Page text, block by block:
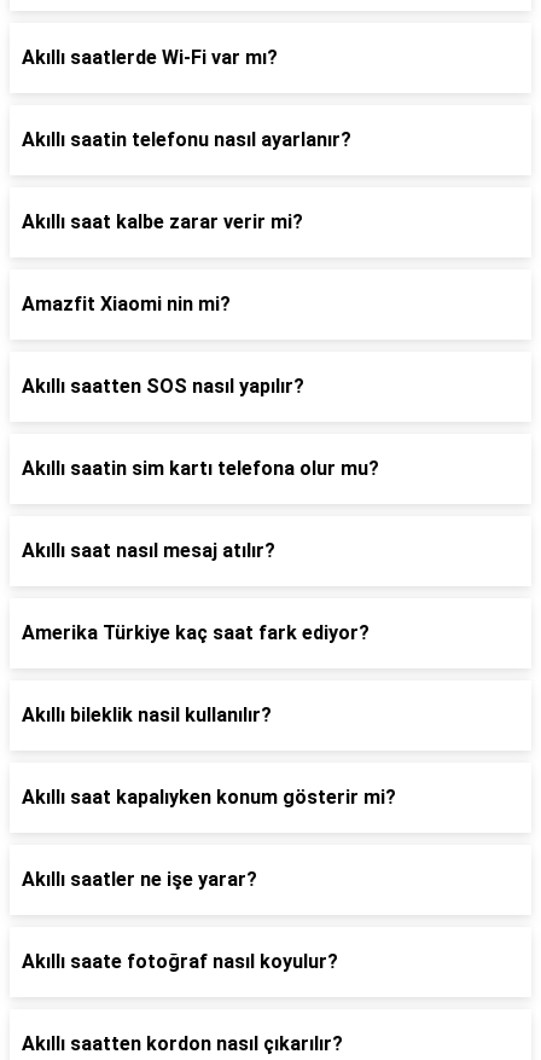
Akıllı saatlerde Wi-Fi var mı?
Akıllı saatin telefonu nasıl ayarlanır?
Akıllı saat kalbe zarar verir mi?
Amazfit Xiaomi nin mi?
Akıllı saatten SOS nasıl yapılır?
Akıllı saatin sim kartı telefona olur mu?
Akıllı saat nasıl mesaj atılır?
Amerika Türkiye kaç saat fark ediyor?
Akıllı bileklik nasil kullanılır?
Akıllı saat kapalıyken konum gösterir mi?
Akıllı saatler ne işe yarar?
Akıllı saate fotoğraf nasıl koyulur?
Akıllı saatten kordon nasıl çıkarılır?